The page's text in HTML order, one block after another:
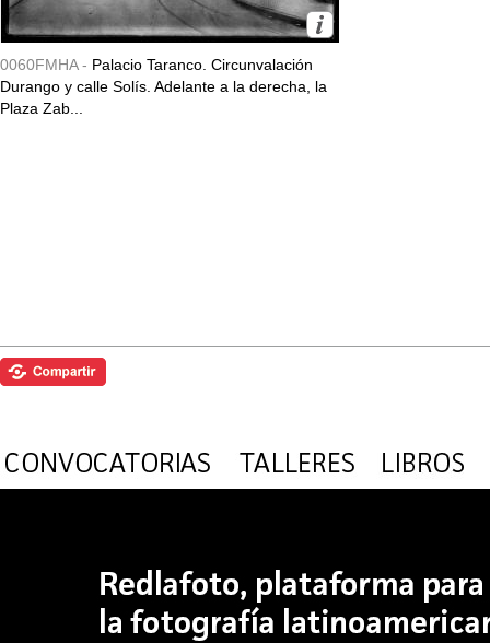
0060FMHA - Palacio Taranco. Circunvalación
Durango y calle Solís. Adelante a la derecha, la
Plaza Zab...